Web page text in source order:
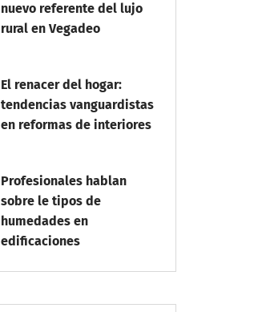
nuevo referente del lujo
rural en Vegadeo
El renacer del hogar:
tendencias vanguardistas
en reformas de interiores
Profesionales hablan
sobre le tipos de
humedades en
edificaciones